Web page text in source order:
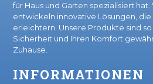
für Haus und Garten spezialisiert hat.
entwickeln innovative Lösungen, die
erleichtern. Unsere Produkte sind
Sicherheit und Ihren Komfort
Zuhause.
INFORMATIONEN